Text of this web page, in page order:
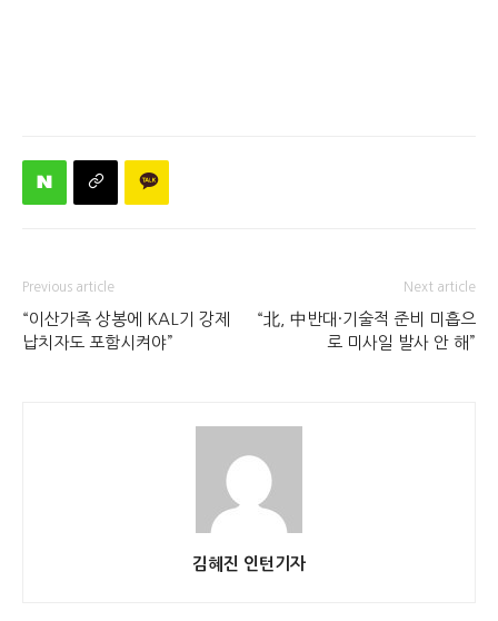
Previous article
“이산가족 상봉에 KAL기 강제
납치자도 포함시켜야”
Next article
“北, 中반대·기술적 준비 미흡으
로 미사일 발사 안 해”
김혜진 인턴기자